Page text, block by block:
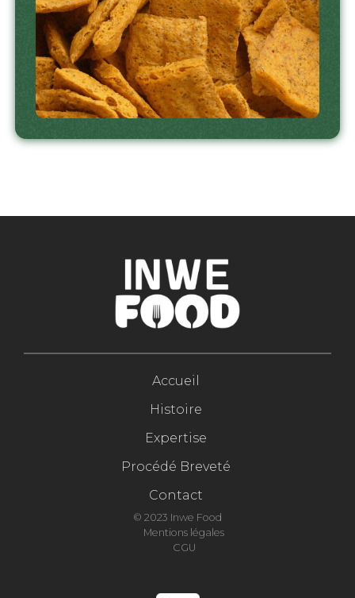
Accueil
Histoire
Expertise
Procédé Breveté
Contact
© 2023 Inwe Food
Mentions légales
CGU